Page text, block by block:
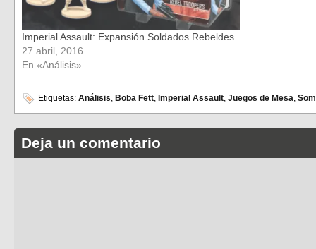
Imperial Assault: Expansión Soldados Rebeldes
27 abril, 2016
En «Análisis»
Etiquetas: Análisis, Boba Fett, Imperial Assault, Juegos de Mesa,
Deja un comentario